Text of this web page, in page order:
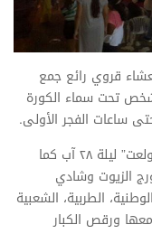
قروي رائع جمع
أميون والجوار حيث اجتمع أكثر من ۱٣۰۰ شخص تحت سماء الكورة
ساعات الفجر الأولى.
أحيت الحفلة ابنة أميون نور الحاج عبيد التي “ولعت” ليلة ٢٨ آب كما
الزيوت وشادي
الطربية، الشعبية
ورقص الكبار